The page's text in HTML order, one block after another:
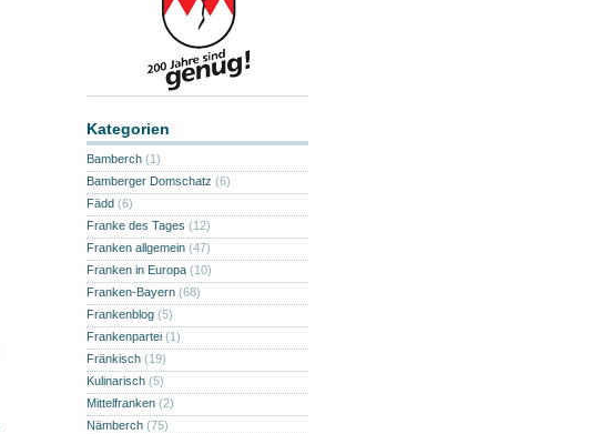
Kategorien
Bamberch (1)
Bamberger Domschatz (6)
Fädd (6)
Franke des Tages (12)
Franken allgemein (47)
Franken in Europa (10)
Franken-Bayern (68)
Frankenblog (5)
Frankenpartei (1)
Fränkisch (19)
Kulinarisch (5)
Mittelfranken (2)
Nämberch (75)